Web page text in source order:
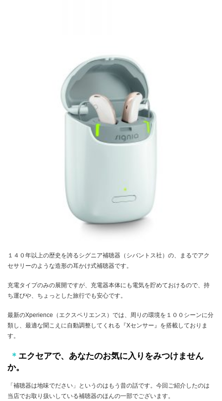
１４０年以上の歴史を誇るシグニア補聴器（シバントス社）の、まるでアク
セサリーのような造形の耳かけ式補聴器です。
充電タイプのみの展開ですが、充電器本体にも電気を貯めておけるので、持
ち運びや、ちょっとした旅行でも安心です。
最新のXperience（エクスペリエンス）では、周りの環境を１００シーンに分
類し、最適な聞こえに自動調整してくれる『Xセンサー』を搭載しておりま
す。
＊ エクセアで、あなたのお気に入りをみつけません
か。
「補聴器は地味でださい」というのはもう昔の話です。今回ご紹介したのは
当店でお取り扱いしている補聴器のほんの一部でございます。